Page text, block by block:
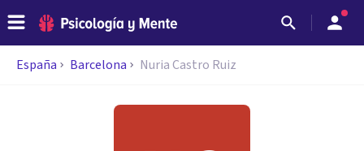
España Barcelona Nuria Castro Ruiz